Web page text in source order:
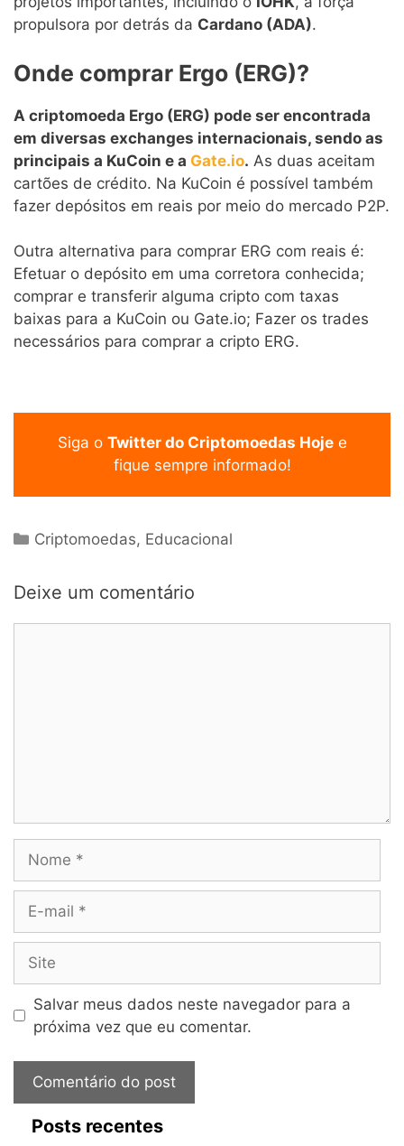
propulsora por detrás da Cardano (ADA).
Onde comprar Ergo (ERG)?
A criptomoeda Ergo (ERG) pode ser encontrada
em diversas exchanges internacionais, sendo as
principais a KuCoin e a Gate.io. As duas aceitam
cartões de crédito. Na KuCoin é possível também
fazer depósitos em reais por meio do mercado P2P.
Outra alternativa para comprar ERG com reais é:
Efetuar o depósito em uma corretora conhecida;
comprar e transferir alguma cripto com taxas
baixas para a KuCoin ou Gate.io; Fazer os trades
necessários para comprar a cripto ERG.
Siga o Twitter do Criptomoedas Hojee
fique sempre informado!
Categorias
Criptomoedas, Educacional
Deixe um comentário
mail
Salvar meus dados neste navegador para a
próxima vez que eu comentar.
Posts recentes